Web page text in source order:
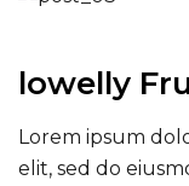
lowelly
Lorem ipsum
elit, sed do